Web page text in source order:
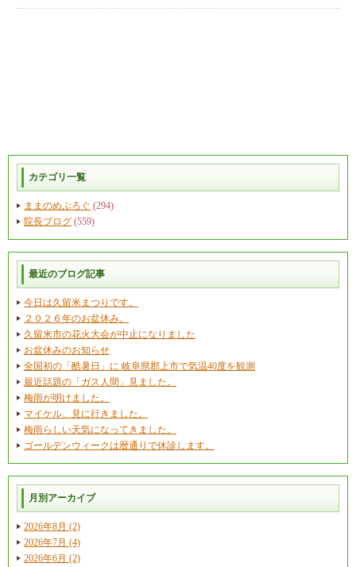
カテゴリ一覧
ままのめぶろぐ (294)
院長ブログ (559)
最近のブログ記事
今日は久留米まつりです。
２０２６年のお盆休み。
久留米市の花火大会が中止になりました
お盆休みのお知らせ
全国初の「酷暑日」に 岐阜県郡上市で気温40度を観測
最近話題の「ガス人間」見ました。
梅雨が明けました。
マイケル、見に行きました。
梅雨らしい天気になってきました。
ゴールデンウィークは暦通りで休診します。
月別アーカイブ
2026年8月 (2)
2026年7月 (4)
2026年6月 (2)